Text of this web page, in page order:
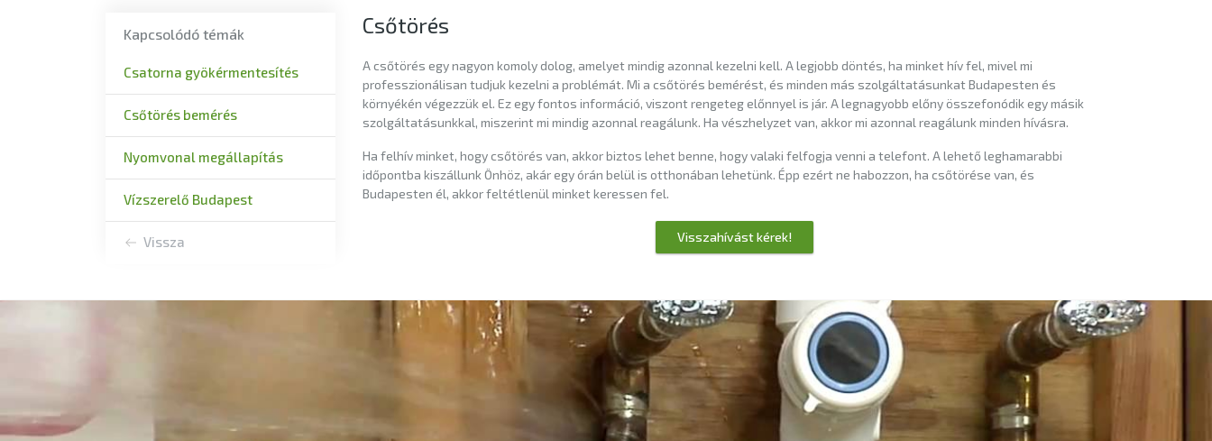
Csőtörés
A csőtörés egy nagyon komoly dolog, amelyet mindig azonnal kezelni kell. A legjobb döntés, ha minket hív fel, mivel mi
professzionálisan tudjuk kezelni a problémát. Mi a csőtörés bemérést, és minden más szolgáltatásunkat Budapesten és
környékén végezzük el. Ez egy fontos információ, viszont rengeteg előnnyel is jár. A legnagyobb előny összefonódik egy másik
szolgáltatásunkkal, miszerint mi mindig azonnal reagálunk. Ha vészhelyzet van, akkor mi azonnal reagálunk minden hívásra.
Ha felhív minket, hogy csőtörés van, akkor biztos lehet benne, hogy valaki felfogja venni a telefont. A lehető leghamarabbi
időpontba kiszállunk Önhöz, akár egy órán belül is otthonában lehetünk. Épp ezért ne habozzon, ha csőtörése van, és
Budapesten él, akkor feltétlenül minket keressen fel.
Visszahívást kérek!
Kapcsolódó témák
Csatorna gyökérmentesítés
Csőtörés bemérés
Nyomvonal megállapítás
Vízszerelő Budapest
Vissza